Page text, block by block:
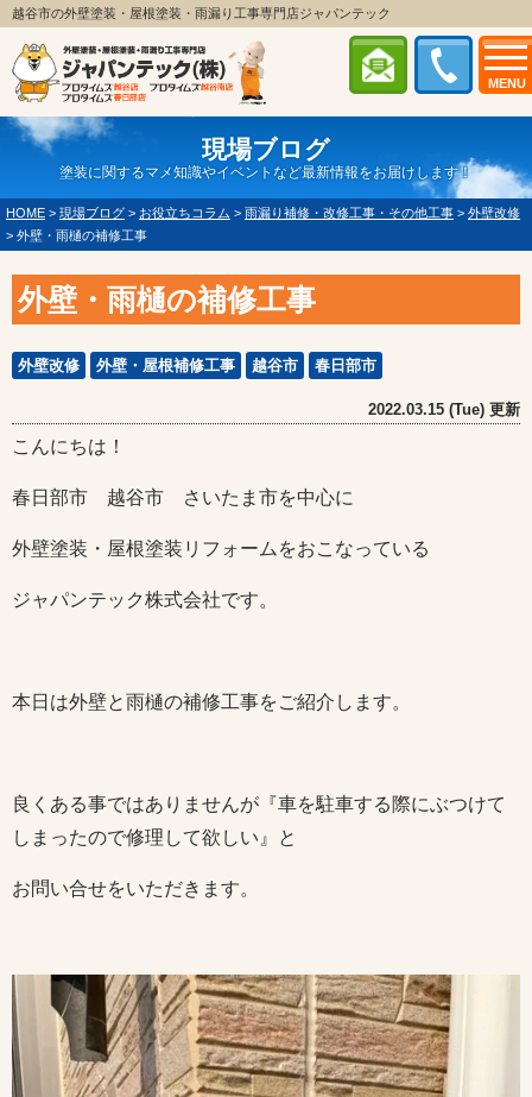
MENU
越谷市の外壁塗装・屋根塗装・雨漏り工事専門店ジャパンテック
現場ブログ
塗装に関するマメ知識やイベントなど最新情報をお届けします！
HOME > 現場ブログ > お役立ちコラム > 雨漏り補修・改修工事・その他工事 > 外壁改修
> 外壁・雨樋の補修工事
外壁・雨樋の補修工事
外壁改修 外壁・屋根補修工事 越谷市 春日部市
2022.03.15 (Tue) 更新
こんにちは！
春日部市 越谷市 さいたま市を中心に
外壁塗装・屋根塗装リフォームをおこなっている
ジャパンテック株式会社です。
本日は外壁と雨樋の補修工事をご紹介します。
良くある事ではありませんが『車を駐車する際にぶつけて
しまったので修理して欲しい』と
お問い合せをいただきます。